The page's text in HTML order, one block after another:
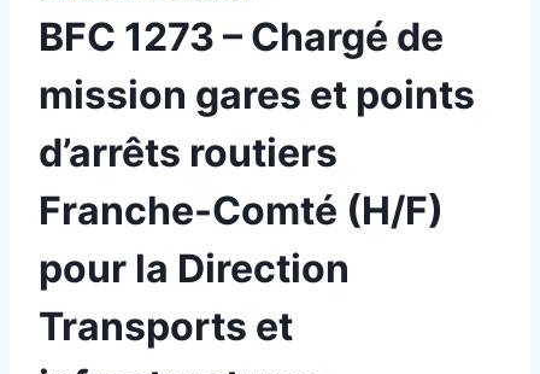
BFC 1273 – Chargé de
mission gares et points
d’arrêts routiers
Franche-Comté (H/F)
pour la Direction
Transports et